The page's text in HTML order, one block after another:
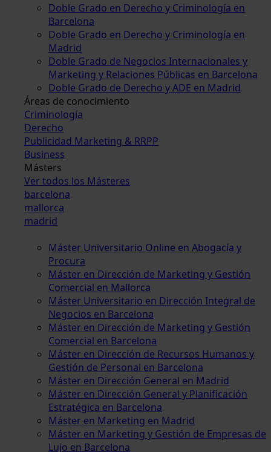
Doble Grado en Derecho y Criminología en
Barcelona
Doble Grado en Derecho y Criminología en
Madrid
Doble Grado de Negocios Internacionales y
Marketing y Relaciones Públicas en Barcelona
Doble Grado de Derecho y ADE en Madrid
Áreas de conocimiento
Criminología
Derecho
Publicidad Marketing & RRPP
Business
Másters
Ver todos los Másteres
barcelona
mallorca
madrid
Máster Universitario Online en Abogacía y
Procura
Máster en Dirección de Marketing y Gestión
Comercial en Mallorca
Máster Universitario en Dirección Integral de
Negocios en Barcelona
Máster en Dirección de Marketing y Gestión
Comercial en Barcelona
Máster en Dirección de Recursos Humanos y
Gestión de Personal en Barcelona
Máster en Dirección General en Madrid
Máster en Dirección General y Planificación
Estratégica en Barcelona
Máster en Marketing en Madrid
Máster en Marketing y Gestión de Empresas de
Lujo en Barcelona